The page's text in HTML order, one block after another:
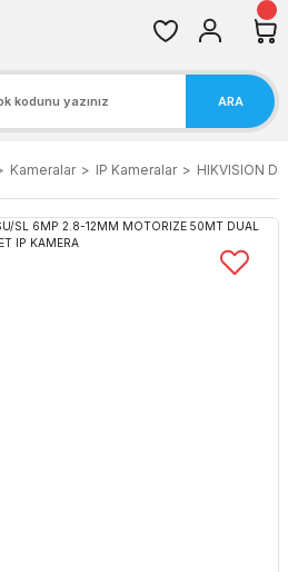
ARA
Kameralar IP Kameralar HIKVISION